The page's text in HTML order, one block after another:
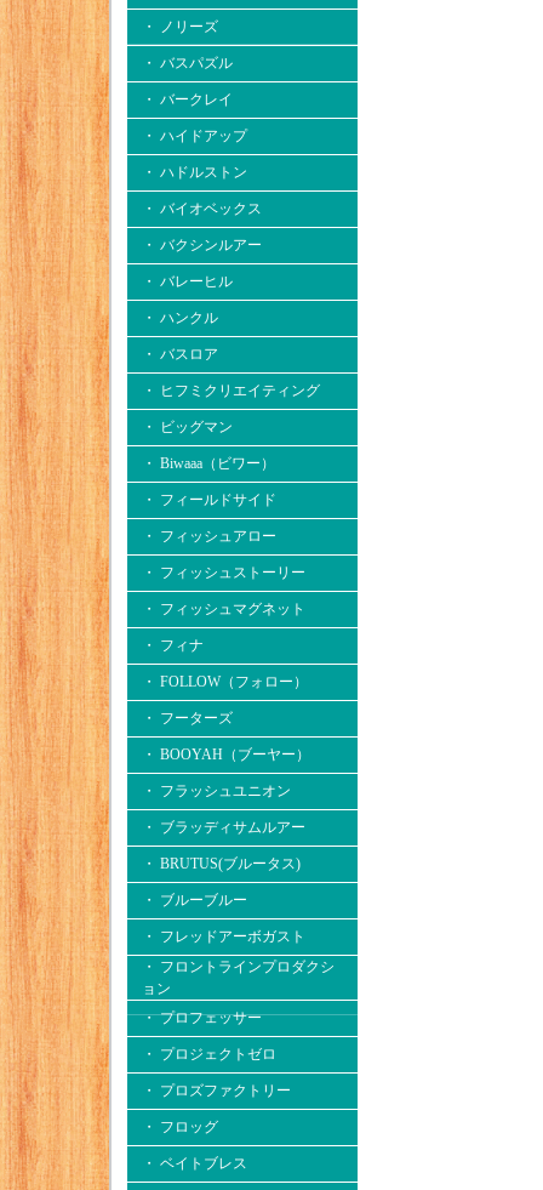
・ ノリーズ
・ バスパズル
・ バークレイ
・ ハイドアップ
・ ハドルストン
・ バイオベックス
・ バクシンルアー
・ バレーヒル
・ ハンクル
・ バスロア
・ ヒフミクリエイティング
・ ビッグマン
・ Biwaaa（ビワー）
・ フィールドサイド
・ フィッシュアロー
・ フィッシュストーリー
・ フィッシュマグネット
・ フィナ
・ FOLLOW（フォロー）
・ フーターズ
・ BOOYAH（ブーヤー）
・ フラッシュユニオン
・ ブラッディサムルアー
・ BRUTUS(ブルータス)
・ ブルーブルー
・ フレッドアーボガスト
・ フロントラインプロダクシ
ョン
・ プロフェッサー
・ プロジェクトゼロ
・ プロズファクトリー
・ フロッグ
・ ベイトブレス